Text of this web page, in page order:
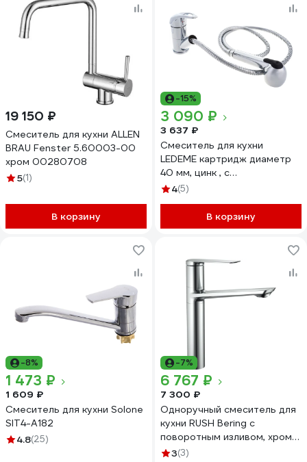
19 150 ₽
Смеситель для кухни ALLEN
BRAU Fenster 5.60003-00
хром 00280708
5(1)
В корзину
-15%
3 090 ₽
3 637 ₽
Смеситель для кухни
LEDEME картридж диаметр
40 мм, цинк , с
вытягивающейся лейкой
4(5)
В корзину
-8%
1 473 ₽
1 609 ₽
Смеситель для кухни Solone
SIT4-A182
4.8(25)
-7%
6 767 ₽
7 300 ₽
Одноручный смеситель для
кухни RUSH Bering с
поворотным изливом, хром
BE5535-22
3(3)